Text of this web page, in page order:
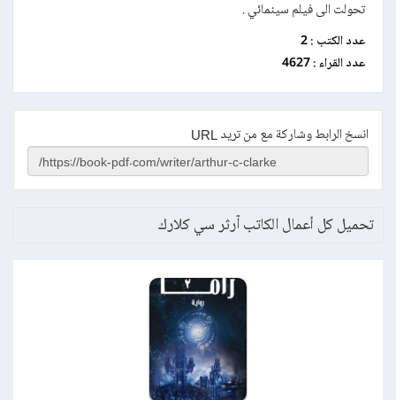
تحولت الى فيلم سينمائي .
عدد الكتب : 2
عدد القراء : 4627
انسخ الرابط وشاركة مع من تريد URL
تحميل كل أعمال الكاتب آرثر سي كلارك